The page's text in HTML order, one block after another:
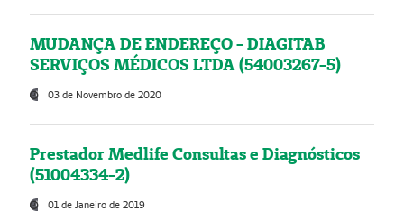
MUDANÇA DE ENDEREÇO - DIAGITAB
SERVIÇOS MÉDICOS LTDA (54003267-5)
03 de Novembro de 2020
Prestador Medlife Consultas e Diagnósticos
(51004334-2)
01 de Janeiro de 2019